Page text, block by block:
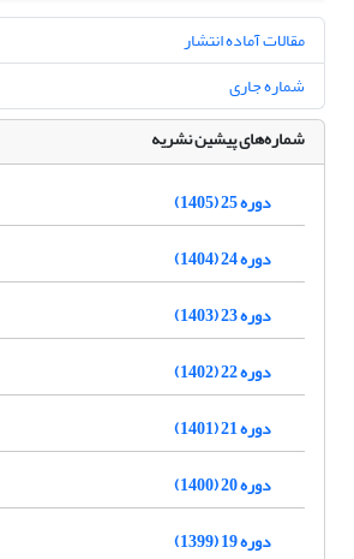
مقالات آماده انتشار
شماره جاری
شماره‌های پیشین نشریه
دوره 25 (1405)
دوره 24 (1404)
دوره 23 (1403)
دوره 22 (1402)
دوره 21 (1401)
دوره 20 (1400)
دوره 19 (1399)